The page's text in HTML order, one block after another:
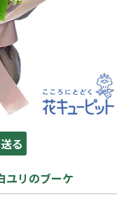
る
ユリのブーケ